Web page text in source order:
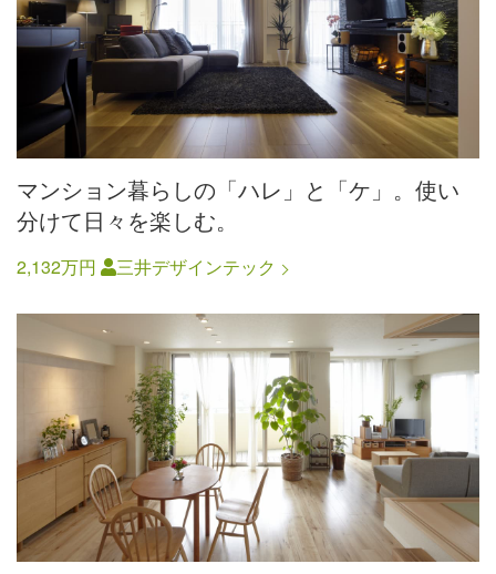
マンション暮らしの「ハレ」と「ケ」。使い
分けて日々を楽しむ。
2,132万円 三井デザインテック